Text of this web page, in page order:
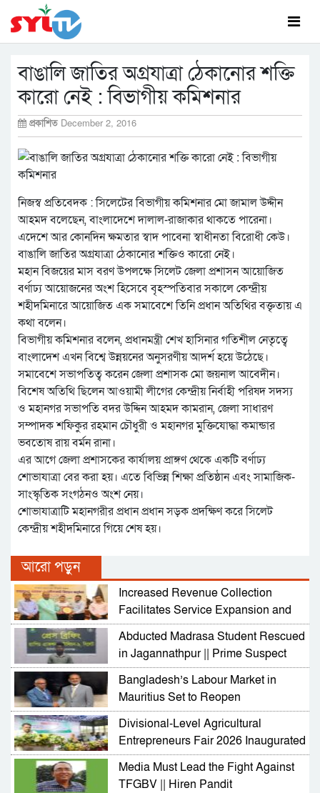
বাঙালি জাতির অগ্রযাত্রা ঠেকানোর শক্তি
কারো নেই : বিভাগীয় কমিশনার
প্রকাশিত December 2, 2016
নিজস্ব প্রতিবেদক : সিলেটের বিভাগীয় কমিশনার মো জামাল উদ্দীন
আহমদ বলেছেন, বাংলাদেশে দালাল-রাজাকার থাকতে পারেনা।
এদেশে আর কোনদিন ক্ষমতার স্বাদ পাবেনা স্বাধীনতা বিরোধী কেউ।
বাঙালি জাতির অগ্রযাত্রা ঠেকানোর শক্তিও কারো নেই।
মহান বিজয়ের মাস বরণ উপলক্ষে সিলেট জেলা প্রশাসন আয়োজিত
বর্ণাঢ্য আয়োজনের অংশ হিসেবে বৃহস্পতিবার সকালে কেন্দ্রীয়
শহীদমিনারে আয়োজিত এক সমাবেশে তিনি প্রধান অতিথির বক্তৃতায় এ
কথা বলেন।
বিভাগীয় কমিশনার বলেন, প্রধানমন্ত্রী শেখ হাসিনার গতিশীল নেতৃত্বে
বাংলাদেশ এখন বিশ্বে উন্নয়নের অনুসরণীয় আদর্শ হয়ে উঠেছে।
সমাবেশে সভাপতিত্ব করেন জেলা প্রশাসক মো জয়নাল আবেদীন।
বিশেষ অতিথি ছিলেন আওয়ামী লীগের কেন্দ্রীয় নির্বাহী পরিষদ সদস্য
ও মহানগর সভাপতি বদর উদ্দিন আহমদ কামরান, জেলা সাধারণ
সম্পাদক শফিকুর রহমান চৌধুরী ও মহানগর মুক্তিযোদ্ধা কমান্ডার
ভবতোষ রায় বর্মন রানা।
এর আগে জেলা প্রশাসকের কার্যালয় প্রাঙ্গণ থেকে একটি বর্ণাঢ্য
শোভাযাত্রা বের করা হয়। এতে বিভিন্ন শিক্ষা প্রতিষ্ঠান এবং সামাজিক-
সাংস্কৃতিক সংগঠনও অংশ নেয়।
শোভাযাত্রাটি মহানগরীর প্রধান প্রধান সড়ক প্রদক্ষিণ করে সিলেট
কেন্দ্রীয় শহীদমিনারে গিয়ে শেষ হয়।
আরো পড়ুন
Increased Revenue Collection
Facilitates Service Expansion and
Development
Abducted Madrasa Student Rescued
in Jagannathpur || Prime Suspect
Arrested
Bangladesh’s Labour Market in
Mauritius Set to Reopen
Divisional-Level Agricultural
Entrepreneurs Fair 2026 Inaugurated
in Sylhet
Media Must Lead the Fight Against
TFGBV || Hiren Pandit